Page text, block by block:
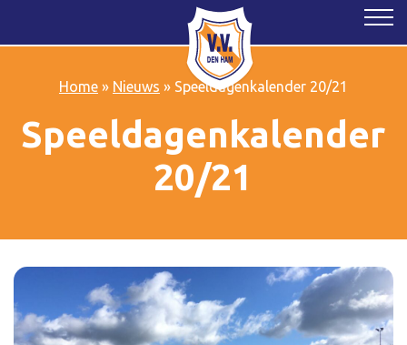
Home» Nieuws » Speeldagenkalender 20/21
Speeldagenkalender
20/21